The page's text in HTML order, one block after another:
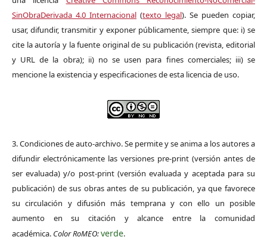
SinObraDerivada 4.0 Internacional (texto legal). Se pueden copiar,
usar, difundir, transmitir y exponer públicamente, siempre que: i) se
cite la autoría y la fuente original de su publicación (revista, editorial
y URL de la obra); ii) no se usen para fines comerciales; iii) se
mencione la existencia y especificaciones de esta licencia de uso.
3. Condiciones de auto-archivo. Se permite y se anima a los autores a
difundir electrónicamente las versiones pre-print (versión antes de
ser evaluada) y/o post-print (versión evaluada y aceptada para su
publicación) de sus obras antes de su publicación, ya que favorece
su circulación y difusión más temprana y con ello un posible
aumento en su citación y alcance entre la comunidad
académica. Color RoMEO:verde.